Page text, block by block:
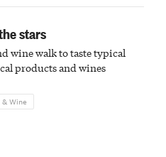
stars
wine walk to taste typical
products and wines
& Wine